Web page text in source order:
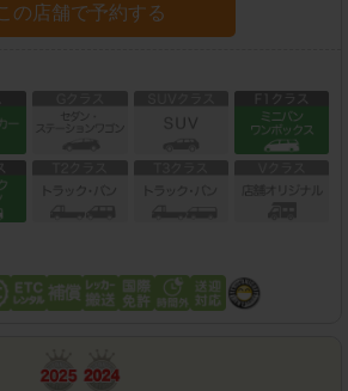
この店舗で予約する